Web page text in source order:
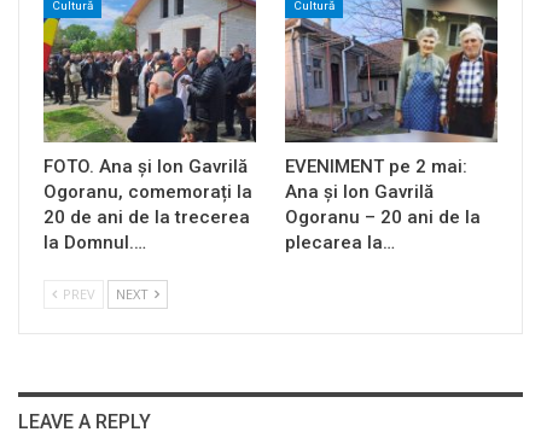
Cultură
FOTO. Ana și Ion Gavrilă
Ogoranu, comemorați la
20 de ani de la trecerea
la Domnul.…
Cultură
EVENIMENT pe 2 mai:
Ana și Ion Gavrilă
Ogoranu – 20 ani de la
plecarea la…
PREV NEXT
LEAVE A REPLY